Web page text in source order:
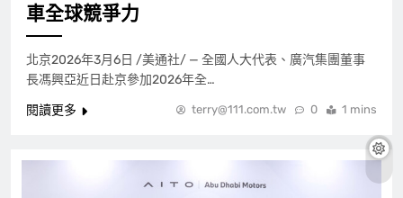
車全球競爭力
北京2026年3月6日 /美通社/ — 全國人大代表、廣汽集團董事
長馮興亞近日赴京參加2026年全…
閱讀更多
terry@111.com.tw 0 1 mins